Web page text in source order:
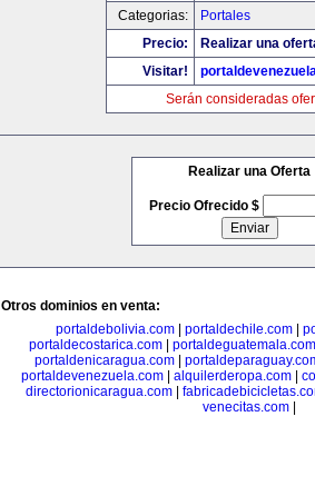
Categorias:
Portales
Precio:
Realizar una
Visitar!
Serán consideradas
Realizar una Oferta
Precio Ofrecido $
Otros dominios en venta:
portaldebolivia.com| portaldechile.com|
portaldecostarica.com
portaldeguatemala.com
portaldenicaragua.com|
portaldevenezuela.com| alquilerderopa.com|
directorionicaragua.com
venecitas.com